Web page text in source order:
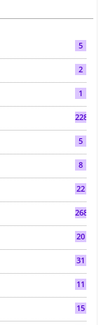
5
2
1
2286
5
8
22
268
20
31
11
15